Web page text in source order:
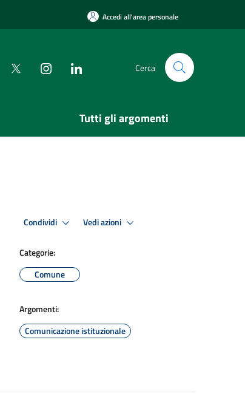
Accedi all'area personale
Cerca
Tutti gli argomenti
Condividi Vedi azioni
Categorie:
Comune
Argomenti:
Comunicazione istituzionale